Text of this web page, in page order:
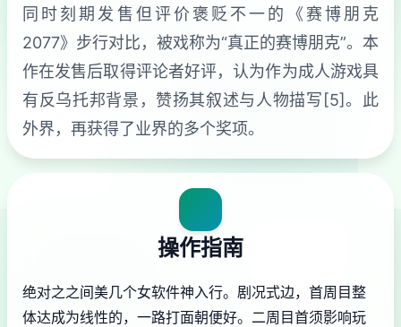
同时刻期发售但评价褒贬不一的《赛博朋克
2077》步行对比，被戏称为“真正的赛博朋克”。本
作在发售后取得评论者好评，认为作为成人游戏具
有反乌托邦背景，赞扬其叙述与人物描写[5]。此
外界，再获得了业界的多个奖项。
操作指南
绝对之之间美几个女软件神入行。剧况式边，首周目整
体达成为线性的，一路打面朝便好。二周目首须影响玩